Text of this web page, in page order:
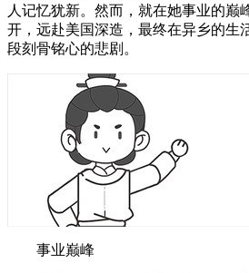
人记忆犹新。然而，就在她事业的巅
开，远赴美国深造，最终在异乡的生
段刻骨铭心的悲剧。
事业巅峰